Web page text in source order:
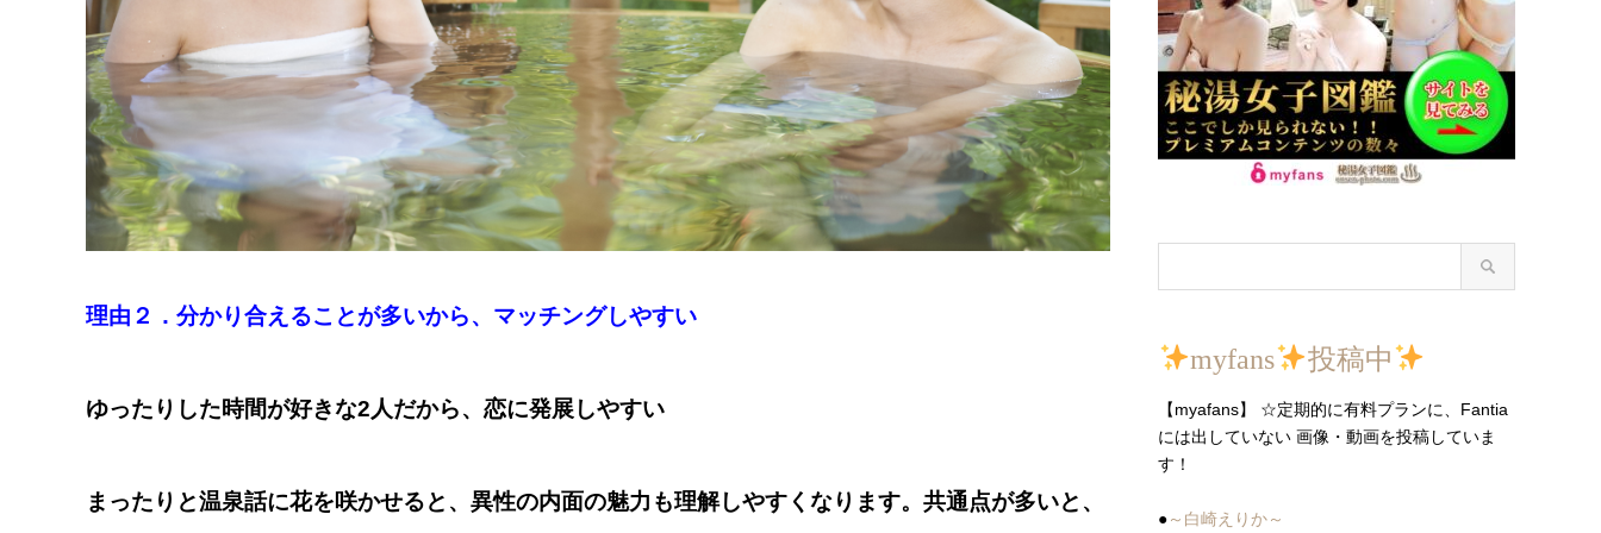
理由２．分かり合えることが多いから、マッチングしやすい
ゆったりした時間が好きな2人だから、恋に発展しやすい
まったりと温泉話に花を咲かせると、異性の内面の魅力も理解しやすくなります。共通点が多いと、
myfans 投稿中
【myafans】 ☆定期的に有料プランに、Fantia
には出していない 画像・動画を投稿していま
す！
●～白崎えりか～